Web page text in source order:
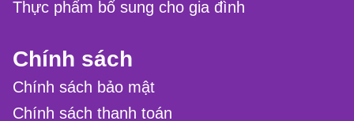
Thực phẩm bổ sung cho gia đình
Chính sách
Chính sách bảo mật
Chính sách thanh toán